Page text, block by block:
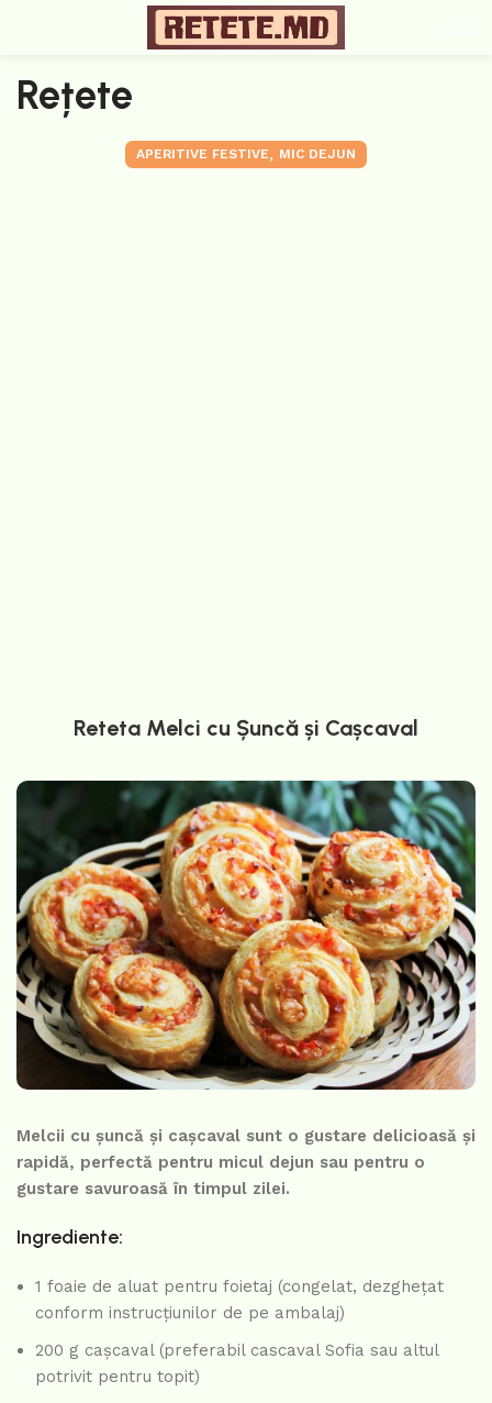
Rețete
APERITIVE FESTIVE, MIC DEJUN
Reteta Melci cu Șuncă și Cașcaval
Melcii cu șuncă și cașcaval sunt o gustare delicioasă și
rapidă, perfectă pentru micul dejun sau pentru o
gustare savuroasă în timpul zilei.
Ingrediente:
1 foaie de aluat pentru foietaj (congelat, dezghețat
conform instrucțiunilor de pe ambalaj)
200 g cașcaval (preferabil cascaval Sofia sau altul
potrivit pentru topit)